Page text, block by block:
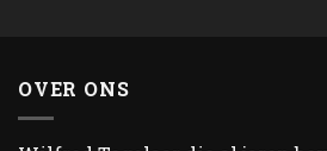
OVER ONS